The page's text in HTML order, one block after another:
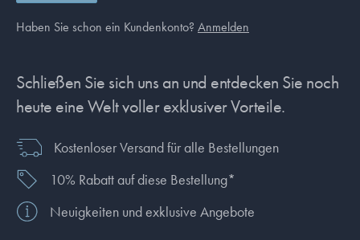
Haben Sie schon ein Kundenkonto? Anmelden
Schließen Sie sich uns an und entdecken Sie noch
heute eine Welt voller exklusiver Vorteile.
Kostenloser Versand für alle Bestellungen
10% Rabatt auf diese Bestellung*
Neuigkeiten und exklusive Angebote